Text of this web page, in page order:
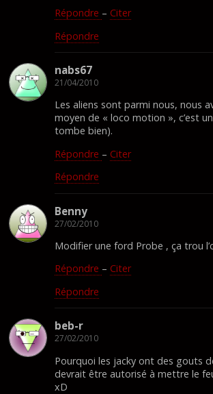
Répondre – Citer
Répondre
nabs67
21/04/2010
Les aliens sont parmi nous, nous
moyen de « loco motion », c’est
tombe bien).
Répondre – Citer
Répondre
Benny
27/02/2010
Modifier une ford Probe , ça trou
Répondre – Citer
Répondre
beb-r
27/02/2010
Pourquoi les jacky ont des gouts
devrait être autorisé à mettre le
xD